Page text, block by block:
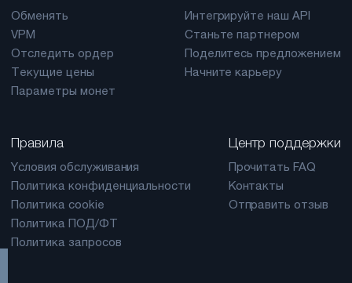
Обменять
VPM
Отследить ордер
Текущие цены
Параметры монет
Интегрируйте наш API
Станьте партнером
Поделитесь предложением
Начните карьеру
Правила
Yсловия обслуживания
Политика конфиденциальности
Политика cookie
Политика ПОД/ФТ
Политика запросов
Центр поддержки
Прочитать FAQ
Контакты
Отправить отзыв